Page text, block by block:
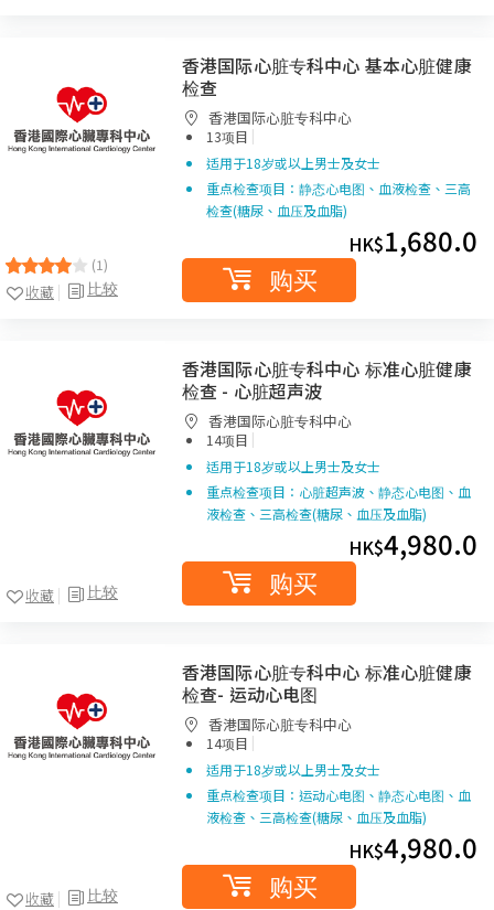
(1)
比较
收藏
香港国际心脏专科中心 基本心脏健康
检查
香港国际心脏专科中心
13项目 |
适用于18岁或以上男士及女士
重点检查项目：静态心电图、血液检查、三高
检查(糖尿、血压及血脂)
HK$1,680.0
购买
比较
收藏
香港国际心脏专科中心 标准心脏健康
检查 - 心脏超声波
香港国际心脏专科中心
14项目 |
适用于18岁或以上男士及女士
重点检查项目：心脏超声波、静态心电图、血
液检查、三高检查(糖尿、血压及血脂)
HK$4,980.0
购买
比较
收藏
香港国际心脏专科中心 标准心脏健康
检查- 运动心电图
香港国际心脏专科中心
14项目 |
适用于18岁或以上男士及女士
重点检查项目：运动心电图、静态心电图、血
液检查、三高检查(糖尿、血压及血脂)
HK$4,980.0
购买